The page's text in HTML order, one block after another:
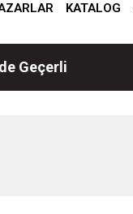
KATALOG